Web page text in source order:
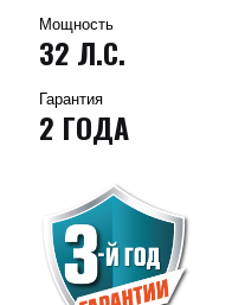
Мощность
32 Л.С.
Гарантия
2 ГОДА